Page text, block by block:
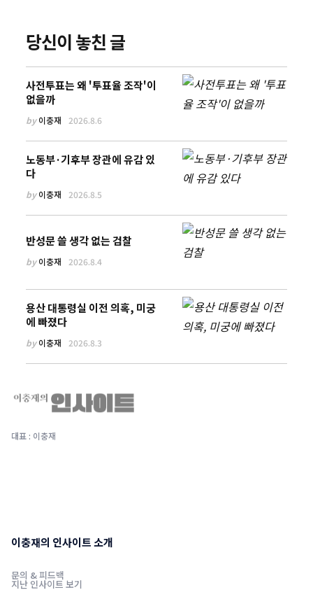
당신이 놓친 글
사전투표는 왜 '투표율 조작'이
없을까
by이충재 2026.8.6
노동부·기후부 장관에 유감 있
다
by이충재 2026.8.5
반성문 쓸 생각 없는 검찰
by이충재 2026.8.4
용산 대통령실 이전 의혹, 미궁
에 빠졌다
by이충재 2026.8.3
대표 : 이충재
이충재의 인사이트 소개
문의 & 피드백
지난 인사이트 보기